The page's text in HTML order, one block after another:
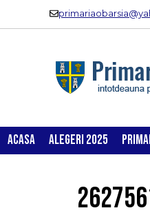
ACASA ALEGERI 2025